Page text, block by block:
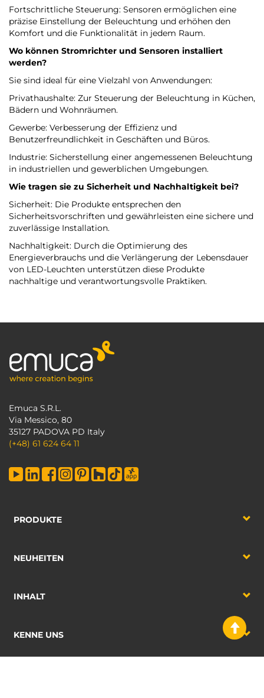
Fortschrittliche Steuerung: Sensoren ermöglichen eine
präzise Einstellung der Beleuchtung und erhöhen den
Komfort und die Funktionalität in jedem Raum.
Wo können Stromrichter und Sensoren installiert
werden?
Sie sind ideal für eine Vielzahl von Anwendungen:
Privathaushalte: Zur Steuerung der Beleuchtung in Küchen,
Bädern und Wohnräumen.
Gewerbe: Verbesserung der Effizienz und
Benutzerfreundlichkeit in Geschäften und Büros.
Industrie: Sicherstellung einer angemessenen Beleuchtung
in industriellen und gewerblichen Umgebungen.
Wie tragen sie zu Sicherheit und Nachhaltigkeit bei?
Sicherheit: Die Produkte entsprechen den
Sicherheitsvorschriften und gewährleisten eine sichere und
zuverlässige Installation.
Nachhaltigkeit: Durch die Optimierung des
Energieverbrauchs und die Verlängerung der Lebensdauer
von LED-Leuchten unterstützen diese Produkte
nachhaltige und verantwortungsvolle Praktiken.
Emuca S.R.L.
Via Messico, 80
35127 PADOVA PD Italy
(+48) 61 624 64 11
PRODUKTE
NEUHEITEN
INHALT
KENNE UNS